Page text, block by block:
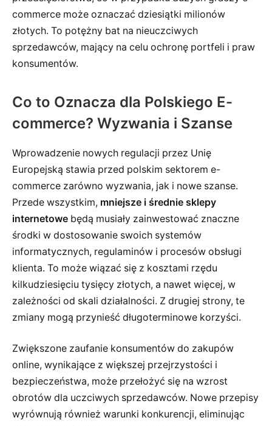
commerce może oznaczać dziesiątki milionów
złotych. To potężny bat na nieuczciwych
sprzedawców, mający na celu ochronę portfeli i praw
konsumentów.
Co to Oznacza dla Polskiego E-
commerce? Wyzwania i Szanse
Wprowadzenie nowych regulacji przez Unię
Europejską stawia przed polskim sektorem e-
commerce zarówno wyzwania, jak i nowe szanse.
Przede wszystkim, mniejsze i średnie sklepy
internetowe będą musiały zainwestować znaczne
środki w dostosowanie swoich systemów
informatycznych, regulaminów i procesów obsługi
klienta. To może wiązać się z kosztami rzędu
kilkudziesięciu tysięcy złotych, a nawet więcej, w
zależności od skali działalności. Z drugiej strony, te
zmiany mogą przynieść długoterminowe korzyści.
Zwiększone zaufanie konsumentów do zakupów
online, wynikające z większej przejrzystości i
bezpieczeństwa, może przełożyć się na wzrost
obrotów dla uczciwych sprzedawców. Nowe przepisy
wyrównują również warunki konkurencji, eliminując